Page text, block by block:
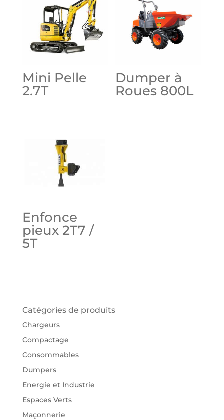
Mini Pelle
2.7T
Dumper à
Roues 800L
Enfonce
pieux 2T7 /
5T
Catégories de produits
Chargeurs
Compactage
Consommables
Dumpers
Energie et Industrie
Espaces Verts
Maçonnerie